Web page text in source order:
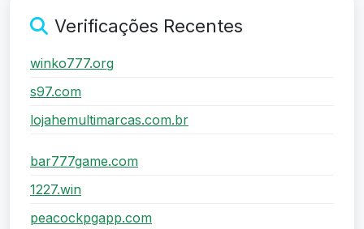
Verificações Recentes
winko777.org
s97.com
lojahemultimarcas.com.br
bar777game.com
1227.win
peacockpgapp.com